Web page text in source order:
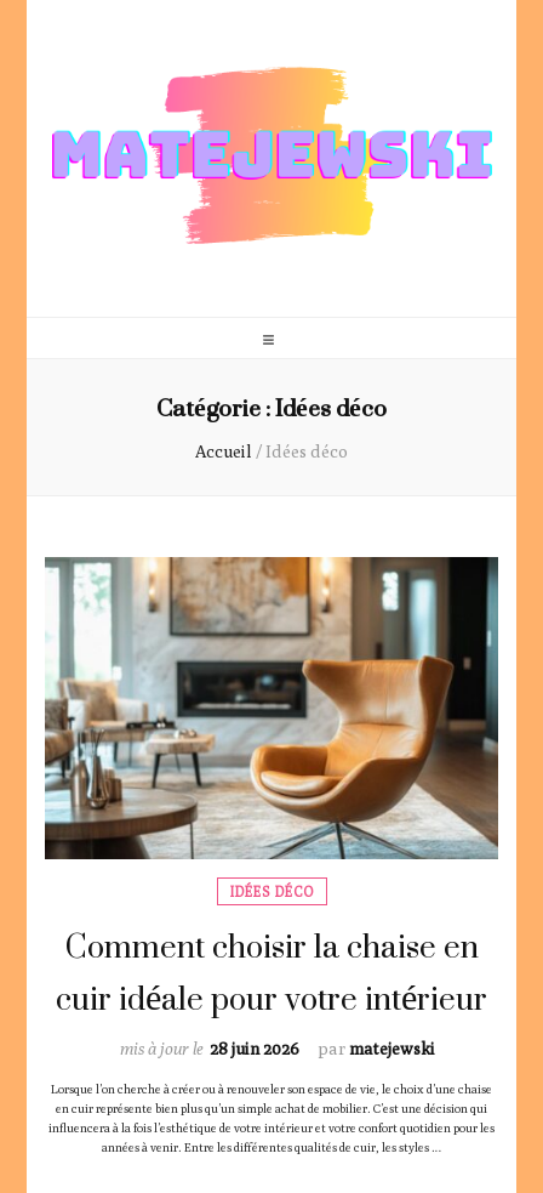
Catégorie :Idées déco
Accueil / Idées déco
IDÉES DÉCO
Comment choisir la chaise en
cuir idéale pour votre intérieur
parmatejewski
mis à jour le 28 juin 2026
Lorsque l’on cherche à créer ou à renouveler son espace de vie, le choix d’une chaise
en cuir représente bien plus qu’un simple achat de mobilier. C’est une décision qui
influencera à la fois l’esthétique de votre intérieur et votre confort quotidien pour les
années à venir. Entre les différentes qualités de cuir, les styles …